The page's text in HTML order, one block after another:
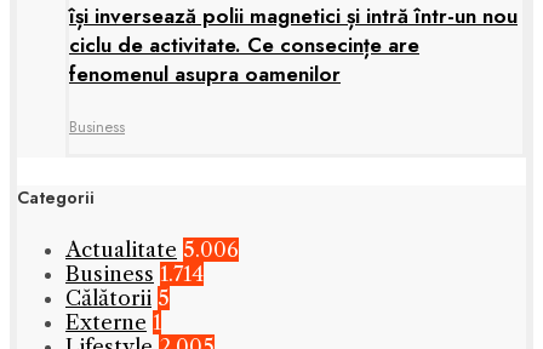
își inversează polii magnetici și intră într-un nou
ciclu de activitate. Ce consecințe are
fenomenul asupra oamenilor
Business
Categorii
Actualitate 5.006
Business 1.714
Călătorii 5
Externe 1